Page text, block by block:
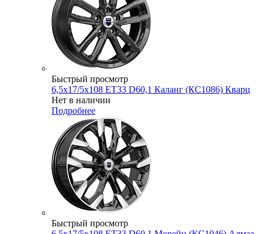
Быстрый просмотр
6,5x17/5x108 ET33 D60,1 Каланг (КС1086) Кварц
Нет в наличии
Подробнее
Быстрый просмотр